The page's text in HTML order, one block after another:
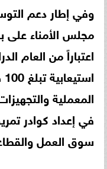
وفي إطار دعم
مجلس الأمناء على
المعملية
في إعداد كوادر
سوق العمل